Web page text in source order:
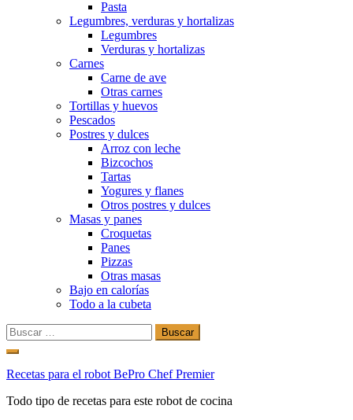
Pasta
Legumbres, verduras y hortalizas
Legumbres
Verduras y hortalizas
Carnes
Carne de ave
Otras carnes
Tortillas y huevos
Pescados
Postres y dulces
Arroz con leche
Bizcochos
Tartas
Yogures y flanes
Otros postres y dulces
Masas y panes
Croquetas
Panes
Pizzas
Otras masas
Bajo en calorías
Todo a la cubeta
Buscar:
Ir
contenido
Recetas para el robot BePro Chef Premier
Todo tipo de recetas para este robot de cocina